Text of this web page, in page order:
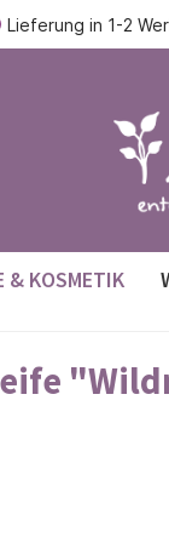
Lieferung in 1-2
& KOSMETIK
Olivenöl
&